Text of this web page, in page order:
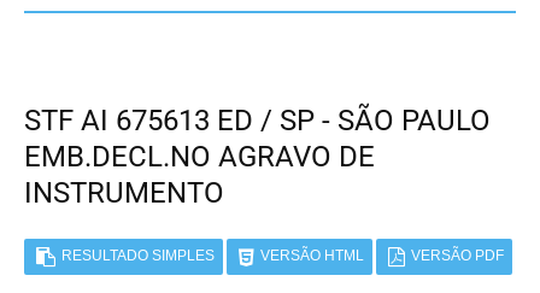
STF AI 675613 ED / SP - SÃO PAULO
EMB.DECL.NO AGRAVO DE
INSTRUMENTO
RESULTADO SIMPLES VERSÃO HTML VERSÃO PDF